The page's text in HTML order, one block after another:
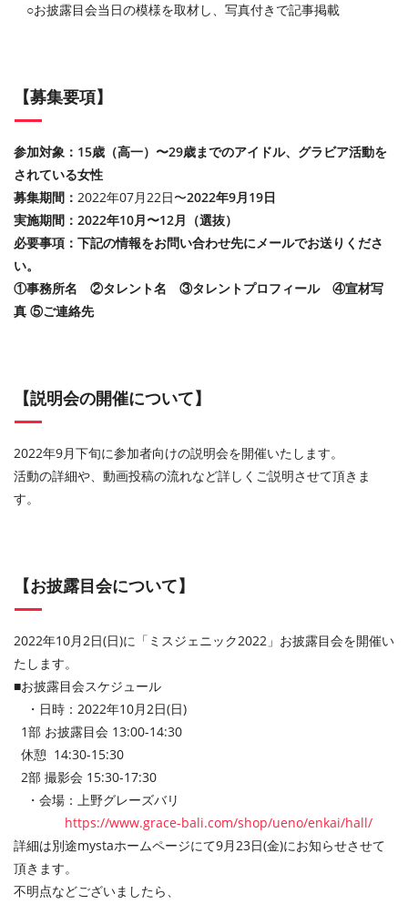
○お披露目会当日の模様を取材し、写真付きで記事掲載
【募集要項】
参加対象：15歳（高一）〜29歳までのアイドル、グラビア活動を
されている女性
募集期間： 2022年07月22日〜2022年9月19日
実施期間：2022年10月〜12月（選抜）
必要事項：下記の情報をお問い合わせ先にメールでお送りくださ
い。
①事務所名 ②タレント名 ③タレントプロフィール ④宣材写
真 ⑤ご連絡先
【説明会の開催について】
2022年9月下旬に参加者向けの説明会を開催いたします。
活動の詳細や、動画投稿の流れなど詳しくご説明させて頂きま
す。
【お披露目会について】
2022年10月2日(日)に「ミスジェニック2022」お披露目会を開催い
たします。
■お披露目会スケジュール
・日時：2022年10月2日(日)
1部 お披露⽬会 13:00-14:30
休憩 14:30-15:30
2部 撮影会 15:30-17:30
・会場：上野グレーズバリ
https://www.grace-bali.com/shop/ueno/enkai/hall/
詳細は別途mystaホームページにて9月23日(金)にお知らせさせて
頂きます。
不明点などございましたら、